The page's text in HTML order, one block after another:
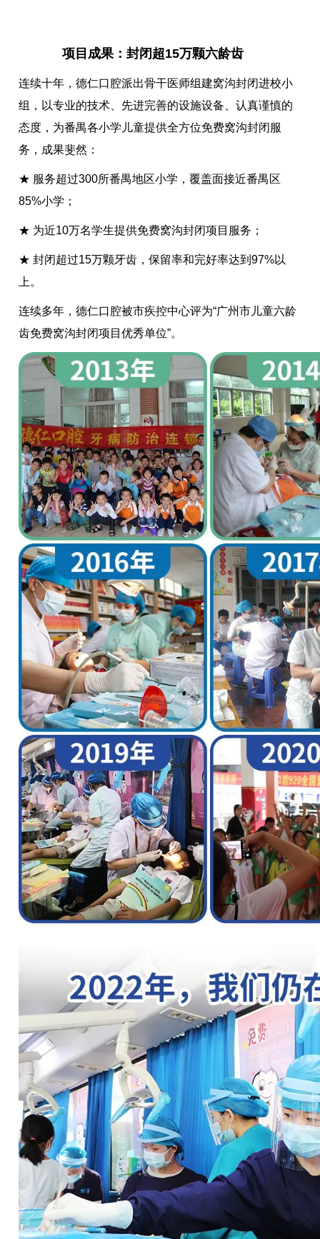
项目成果：封闭超15万颗六龄齿
连续十年，德仁口腔派出骨干医师组建窝沟封闭进校小
组，以专业的技术、先进完善的设施设备、认真谨慎的
态度，为番禺各小学儿童提供全方位免费窝沟封闭服
务，成果斐然：
★ 服务超过300所番禺地区小学，覆盖面接近番禺区
85%小学；
★ 为近10万名学生提供免费窝沟封闭项目服务；
★ 封闭超过15万颗牙齿，保留率和完好率达到97%以
上。
连续多年，德仁口腔被市疾控中心评为“广州市儿童六龄
齿免费窝沟封闭项目优秀单位”。